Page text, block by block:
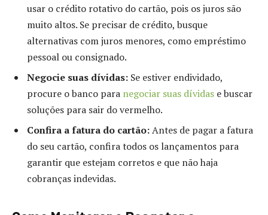
usar o crédito rotativo do cartão, pois os juros são
muito altos. Se precisar de crédito, busque
alternativas com juros menores, como empréstimo
pessoal ou consignado.
Negocie suas dívidas: Se estiver endividado,
procure o banco para negociar suas dívidas e buscar
soluções para sair do vermelho.
Confira a fatura do cartão:Antes de pagar a fatura
do seu cartão, confira todos os lançamentos para
garantir que estejam corretos e que não haja
cobranças indevidas.